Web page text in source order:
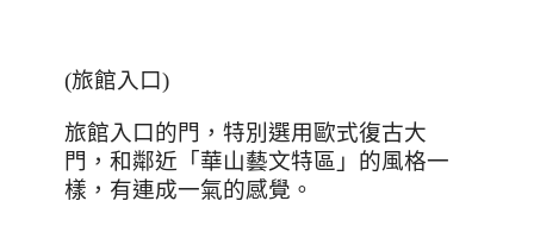
(旅館入口)
旅館入口的門，特別選用歐式復古大
門，和鄰近「華山藝文特區」的風格一
樣，有連成一氣的感覺。